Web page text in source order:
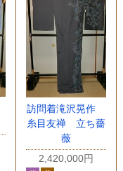
訪問着滝沢晃作
糸目友禅 立ち薔
薇
2,420,000円